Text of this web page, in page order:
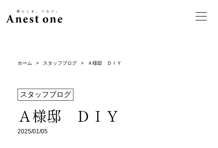
ホーム > スタッフブログ > Ａ様邸 ＤＩＹ
スタッフブログ
Ａ様邸 ＤＩＹ
2025/01/05